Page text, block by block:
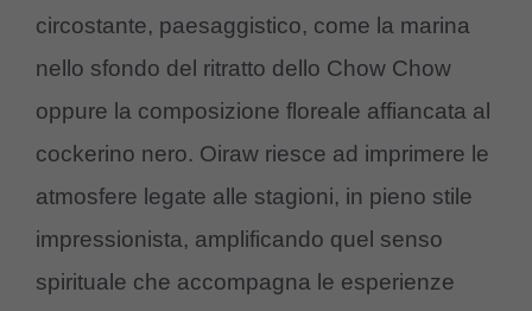
circostante, paesaggistico, come la marina
nello sfondo del ritratto dello Chow Chow
oppure la composizione floreale affiancata al
cockerino nero. Oiraw riesce ad imprimere le
atmosfere legate alle stagioni, in pieno stile
impressionista, amplificando quel senso
spirituale che accompagna le esperienze